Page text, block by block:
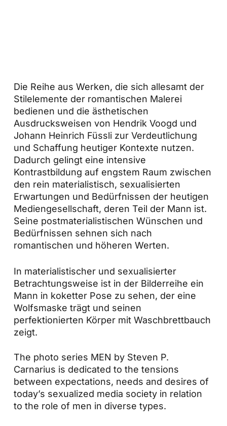
Die Reihe aus Werken, die sich allesamt der
Stilelemente der romantischen Malerei
bedienen und die ästhetischen
Ausdrucksweisen von Hendrik Voogd und
Johann Heinrich Füssli zur Verdeutlichung
und Schaffung heutiger Kontexte nutzen.
Dadurch gelingt eine intensive
Kontrastbildung auf engstem Raum zwischen
den rein materialistisch, sexualisierten
Erwartungen und Bedürfnissen der heutigen
Mediengesellschaft, deren Teil der Mann ist.
Seine postmaterialistischen Wünschen und
Bedürfnissen sehnen sich nach
romantischen und höheren Werten.
In materialistischer und sexualisierter
Betrachtungsweise ist in der Bilderreihe ein
Mann in koketter Pose zu sehen, der eine
Wolfsmaske trägt und seinen
perfektionierten Körper mit Waschbrettbauch
zeigt.
The photo series MEN by Steven P.
Carnarius is dedicated to the tensions
between expectations, needs and desires of
today’s sexualized media society in relation
to the role of men in diverse types.